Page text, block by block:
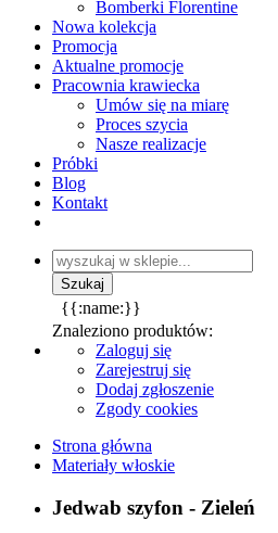
Bomberki Florentine
Nowa kolekcja
Promocja
Aktualne promocje
Pracownia krawiecka
Umów się na miarę
Proces szycia
Nasze realizacje
Próbki
Blog
Kontakt
{{:name:}}
Znaleziono produktów:
Zaloguj się
Zarejestruj się
Dodaj zgłoszenie
Zgody cookies
Strona główna
Materiały włoskie
Jedwab szyfon - Zieleń